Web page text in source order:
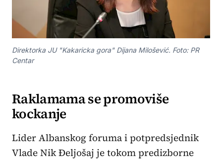
Direktorka JU "Kakaricka gora" Dijana Milošević. Foto: PR
Centar
Raklamama se promoviše
kockanje
Lider Albanskog foruma i potpredsjednik
Vlade Nik Đeljošaj je tokom predizborne